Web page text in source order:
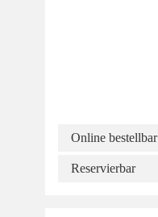
Online bestellbar
Reservierbar